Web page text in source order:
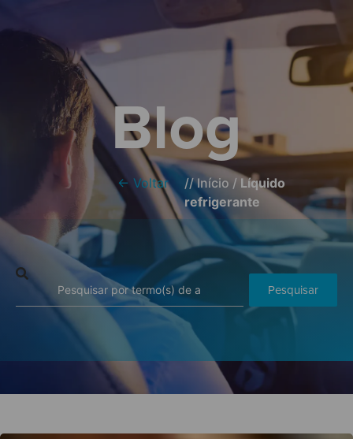
Blog
← Voltar //Início / Líquido
refrigerante
Pesquisar